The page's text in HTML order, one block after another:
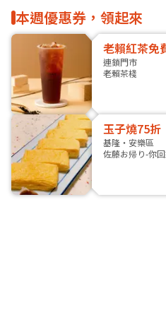
本週優惠券，領起來
老賴紅茶免
連鎖門市
老賴茶棧
玉子燒75折
基隆・安樂區
佐藤お帰り-你